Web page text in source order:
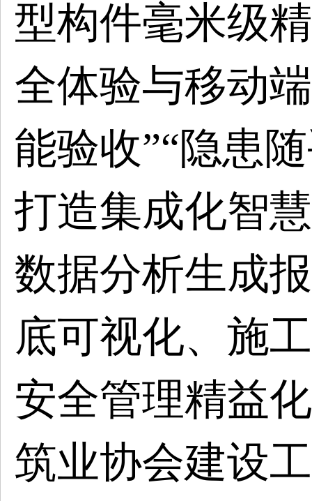
型构件毫米级
全体验与移动
能验收”“隐患
打造集成化智
数据分析生成
底可视化、施
安全管理精益
筑业协会建设